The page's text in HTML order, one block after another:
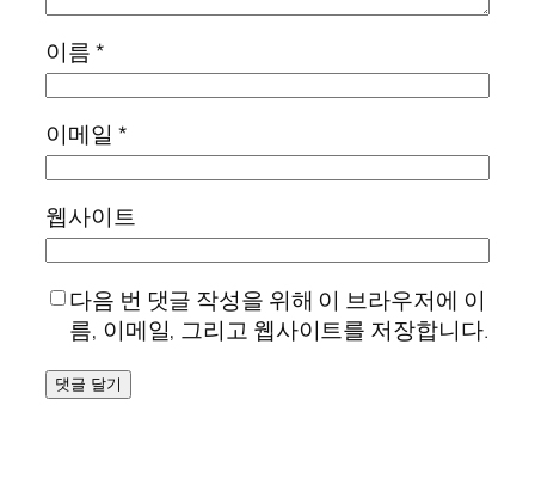
이름*
이메일 *
웹사이트
다음 번 댓글 작성을 위해 이 브라우저에 이
름, 이메일, 그리고 웹사이트를 저장합니다.